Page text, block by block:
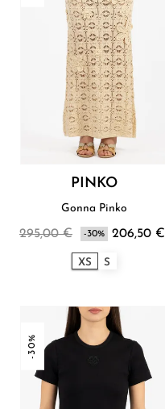
PINKO
Gonna Pinko
295,00 € -30% 206,50 €
XS S
-30%